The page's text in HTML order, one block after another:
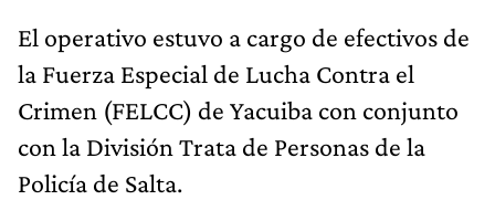
El operativo estuvo a cargo de efectivos de
la Fuerza Especial de Lucha Contra el
Crimen (FELCC) de Yacuiba con conjunto
con la División Trata de Personas de la
Policía de Salta.